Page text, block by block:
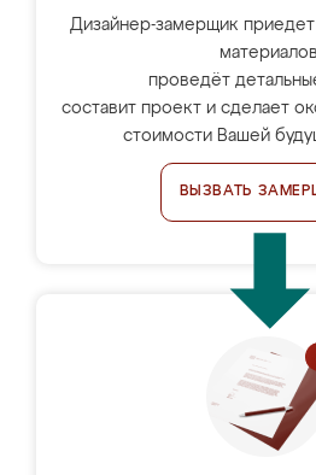
Дизайнер-замерщик
проведёт
составит проект и сделает
стоимости Вашей
ВЫЗВАТЬ